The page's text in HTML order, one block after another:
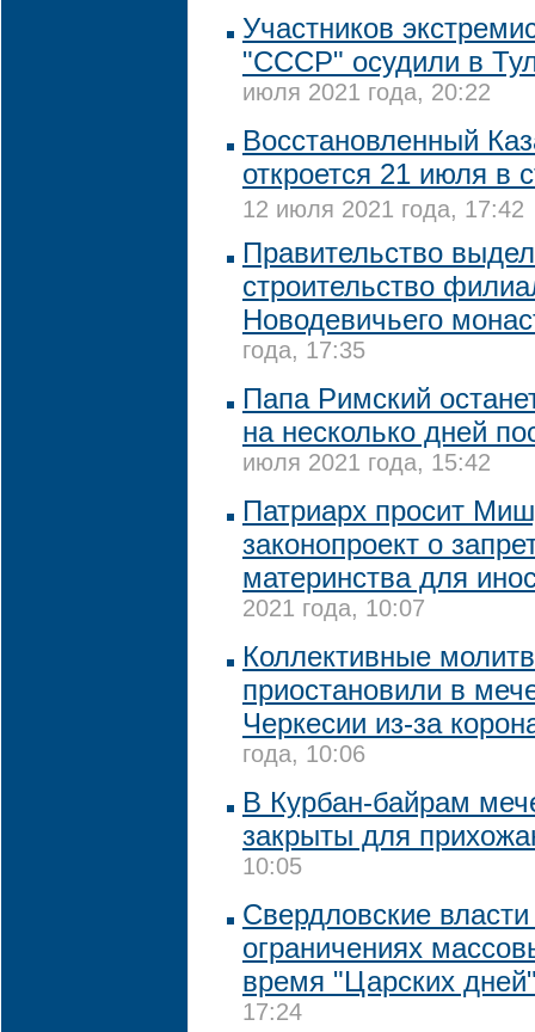
Участников
"СССР" осудили в
июля 2021 года, 20:22
Восстановленный
откроется 21 июля в
12 июля 2021 года, 17:42
Правительство
строительство
Новодевичьего
года, 17:35
Папа Римский
на несколько дней
июля 2021 года, 15:42
Патриарх просит
законопроект о
материнства для
2021 года, 10:07
Коллективные
приостановили в
Черкесии из-за
года, 10:06
В Курбан-байрам
закрыты для
10:05
Свердловские
ограничениях
время "Царских
17:24